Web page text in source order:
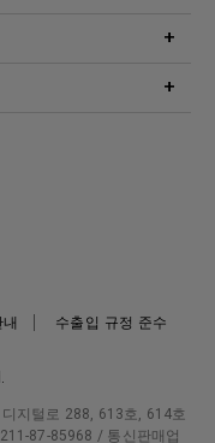
내 수출입 규정 준수
지털로 288, 613호, 614호
87-85968 / 통신판매업